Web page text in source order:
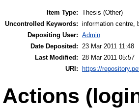
Item Type: Thesis (Other)
Uncontrolled Keywords: information centre,
Depositing User: Admin
Date Deposited:
23 Mar 2011 11:48
Last Modified:
28 Mar 2011 05:57
URI: https://
Actions